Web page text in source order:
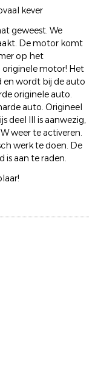
kever
geweest. We
De motor komt
op het
originele motor! Het
en wordt bij de auto
originele auto.
auto. Origineel
deel III is aanwezig,
weer te activeren.
werk te doen. De
aan te raden.